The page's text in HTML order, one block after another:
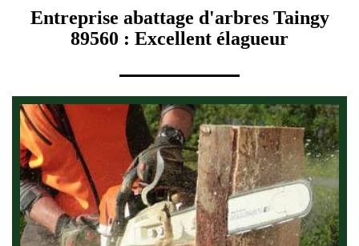
Entreprise abattage d'arbres Taingy
89560 : Excellent élagueur